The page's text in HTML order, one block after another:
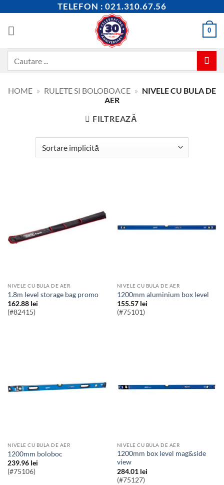
content
TELEFON : 021.310.67.56
0
HOME » RULETE SI BOLOBOACE » NIVELE CU BULA DE
AER
FILTREAZĂ
NIVELE CU BULA DE AER
1.8m level storage bag promo
162.88 lei
(#82415)
NIVELE CU BULA DE AER
1200mm aluminium box level
155.57 lei
(#75101)
NIVELE CU BULA DE AER
1200mm boloboc
239.96 lei
(#75106)
NIVELE CU BULA DE AER
1200mm box level mag&side
view
284.01 lei
(#75127)